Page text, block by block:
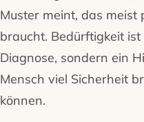
Muster meint, das meist
braucht. Bedürftigkeit
Diagnose, sondern ein
Mensch viel Sicherheit
können.